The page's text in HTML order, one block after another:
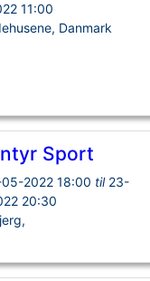
11:00
Danmark
Sport
2022 18:00 til 23-
20:30